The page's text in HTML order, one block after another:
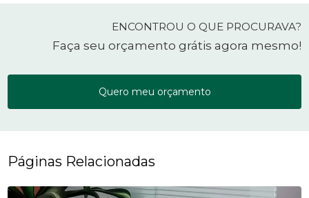
ENCONTROU O QUE PROCURAVA?
Faça seu orçamento grátis agora mesmo!
Quero meu orçamento
Páginas Relacionadas